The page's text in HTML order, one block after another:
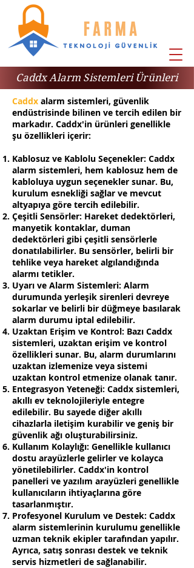
Caddx Alarm Sistemleri Ürünleri
Caddx alarm sistemleri, güvenlik
endüstrisinde bilinen ve tercih edilen bir
markadır. Caddx'in ürünleri genellikle
şu özellikleri içerir:
Kablosuz ve Kablolu Seçenekler: Caddx
alarm sistemleri, hem kablosuz hem de
kabloluya uygun seçenekler sunar. Bu,
kurulum esnekliği sağlar ve mevcut
altyapıya göre tercih edilebilir.
Çeşitli Sensörler: Hareket dedektörleri,
manyetik kontaklar, duman
dedektörleri gibi çeşitli sensörlerle
donatılabilirler. Bu sensörler, belirli bir
tehlike veya hareket algılandığında
alarmı tetikler.
Uyarı ve Alarm Sistemleri: Alarm
durumunda yerleşik sirenleri devreye
sokarlar ve belirli bir düğmeye basılarak
alarm durumu iptal edilebilir.
Uzaktan Erişim ve Kontrol: Bazı Caddx
sistemleri, uzaktan erişim ve kontrol
özellikleri sunar. Bu, alarm durumlarını
uzaktan izlemenize veya sistemi
uzaktan kontrol etmenize olanak tanır.
Entegrasyon Yeteneği: Caddx sistemleri,
akıllı ev teknolojileriyle entegre
edilebilir. Bu sayede diğer akıllı
cihazlarla iletişim kurabilir ve geniş bir
güvenlik ağı oluşturabilirsiniz.
Kullanım Kolaylığı: Genellikle kullanıcı
dostu arayüzlerle gelirler ve kolayca
yönetilebilirler. Caddx'in kontrol
panelleri ve yazılım arayüzleri genellikle
kullanıcıların ihtiyaçlarına göre
tasarlanmıştır.
Profesyonel Kurulum ve Destek: Caddx
alarm sistemlerinin kurulumu genellikle
uzman teknik ekipler tarafından yapılır.
Ayrıca, satış sonrası destek ve teknik
servis hizmetleri de sağlanabilir.